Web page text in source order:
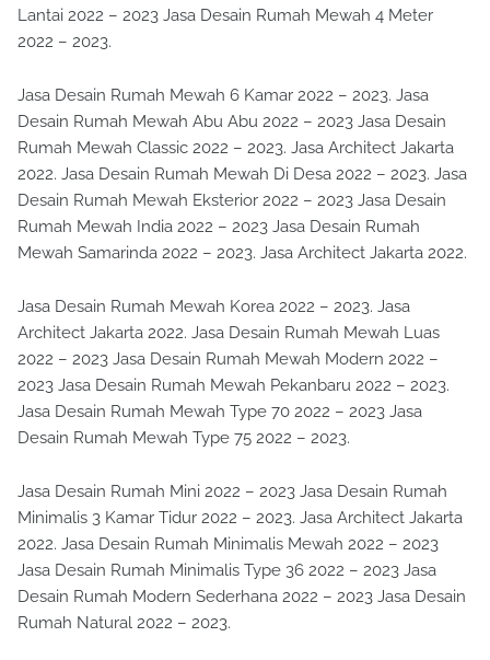
Lantai 2022 – 2023 Jasa Desain Rumah Mewah 4 Meter
2022 – 2023.
Jasa Desain Rumah Mewah 6 Kamar 2022 – 2023. Jasa
Desain Rumah Mewah Abu Abu 2022 – 2023 Jasa Desain
Rumah Mewah Classic 2022 – 2023. Jasa Architect Jakarta
2022. Jasa Desain Rumah Mewah Di Desa 2022 – 2023. Jasa
Desain Rumah Mewah Eksterior 2022 – 2023 Jasa Desain
Rumah Mewah India 2022 – 2023 Jasa Desain Rumah
Mewah Samarinda 2022 – 2023. Jasa Architect Jakarta 2022.
Jasa Desain Rumah Mewah Korea 2022 – 2023. Jasa
Architect Jakarta 2022. Jasa Desain Rumah Mewah Luas
2022 – 2023 Jasa Desain Rumah Mewah Modern 2022 –
2023 Jasa Desain Rumah Mewah Pekanbaru 2022 – 2023.
Jasa Desain Rumah Mewah Type 70 2022 – 2023 Jasa
Desain Rumah Mewah Type 75 2022 – 2023.
Jasa Desain Rumah Mini 2022 – 2023 Jasa Desain Rumah
Minimalis 3 Kamar Tidur 2022 – 2023. Jasa Architect Jakarta
2022. Jasa Desain Rumah Minimalis Mewah 2022 – 2023
Jasa Desain Rumah Minimalis Type 36 2022 – 2023 Jasa
Desain Rumah Modern Sederhana 2022 – 2023 Jasa Desain
Rumah Natural 2022 – 2023.